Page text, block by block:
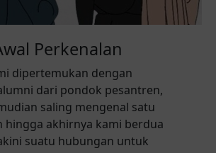
Perkenalan
dipertemukan dengan
dari pondok pesantren,
saling mengenal satu
hingga akhirnya kami berdua
suatu hubungan untuk